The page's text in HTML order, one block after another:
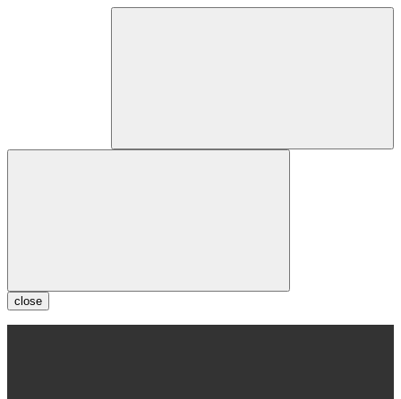
close